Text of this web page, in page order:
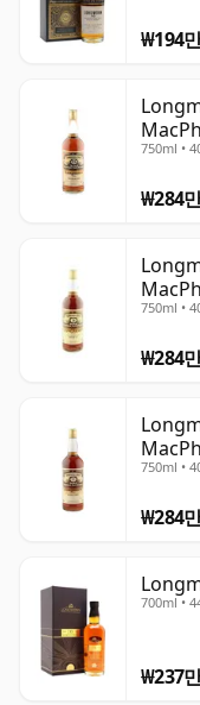
₩194
750ml •
₩284
750ml •
₩284
750ml •
₩284
700ml •
₩237